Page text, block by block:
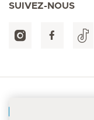
SUIVEZ-NOUS